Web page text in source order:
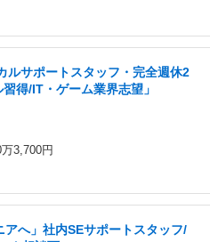
ルサポートスタッフ・完全週休2
得/IT・ゲーム業界志望」
3,700円
アへ」社内SEサポートスタッフ/